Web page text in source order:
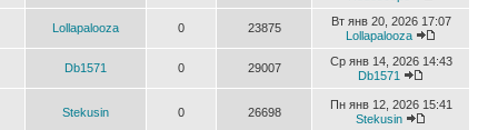
Lollapalooza 0 23875
Вт янв 20, 2026 17:07
Lollapalooza
Db1571 0 29007
Ср янв 14, 2026 14:43
Db1571
Stekusin 0 26698
Пн янв 12, 2026 15:41
Stekusin